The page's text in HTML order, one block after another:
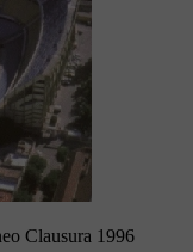
Clausura 1996